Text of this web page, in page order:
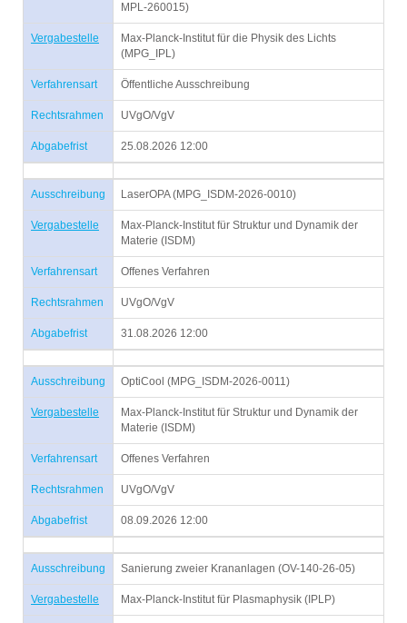
MPL-260015)
Vergabestelle
Max-Planck-Institut für die Physik des Lichts
(MPG_IPL)
Verfahrensart Öffentliche Ausschreibung
Rechtsrahmen UVgO/VgV
Abgabefrist 25.08.2026 12:00
Ausschreibung LaserOPA (MPG_ISDM-2026-0010)
Vergabestelle
Max-Planck-Institut für Struktur und Dynamik der
Materie (ISDM)
Verfahrensart Offenes Verfahren
Rechtsrahmen UVgO/VgV
Abgabefrist 31.08.2026 12:00
Ausschreibung OptiCool (MPG_ISDM-2026-0011)
Vergabestelle
Max-Planck-Institut für Struktur und Dynamik der
Materie (ISDM)
Verfahrensart Offenes Verfahren
Rechtsrahmen UVgO/VgV
Abgabefrist 08.09.2026 12:00
Ausschreibung Sanierung zweier Krananlagen (OV-140-26-05)
Vergabestelle Max-Planck-Institut für Plasmaphysik (IPLP)